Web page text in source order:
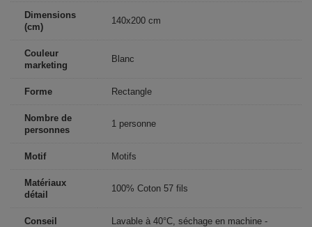
Dimensions
(cm)
140x200 cm
Couleur
marketing
Blanc
Forme Rectangle
Nombre de
personnes
1 personne
Motif Motifs
Matériaux
détail
100% Coton 57 fils
Conseil
Lavable à 40°C, séchage en machine -